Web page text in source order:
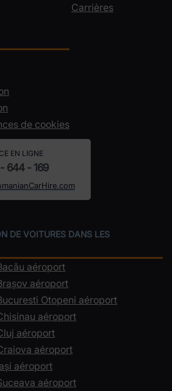
Carrières
de cookies
EN LIGNE
644 - 169
DE VOITURES DANS LES
aéroport
aéroport
Otopeni aéroport
aéroport
aéroport
aéroport
aéroport
aéroport